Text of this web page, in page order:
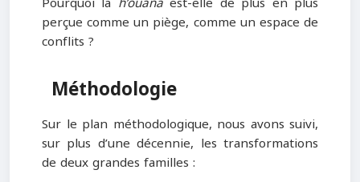
perçue comme un piège, comme un espace de
conflits ?
Méthodologie
Sur le plan méthodologique, nous avons suivi,
sur plus d’une décennie, les transformations
de deux grandes familles :